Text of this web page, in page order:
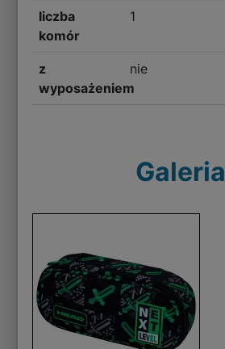
liczba
komór
1
z
wyposażeniem
nie
Galeria